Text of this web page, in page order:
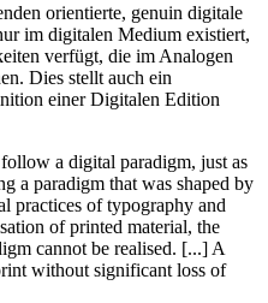
orientierte, genuin digitale
im digitalen Medium existiert,
verfügt, die im Analogen
Dies stellt auch ein
einer Digitalen Edition
a digital paradigm, just as
a paradigm that was shaped by
practices of typography and
of printed material, the
cannot be realised. [...] A
without significant loss of